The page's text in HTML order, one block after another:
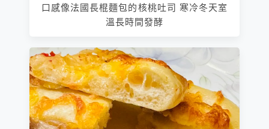
口感像法國長棍麵包的核桃吐司 寒冷冬天室
溫長時間發酵